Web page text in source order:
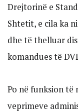
Drejtorinë e
Shtetit, e cila ka
dhe të thelluar
komandues të
Po në funksion të
veprimeve